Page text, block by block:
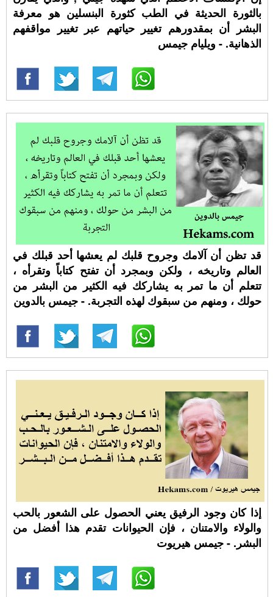
بالثورة الحديثة في الطب كثورة البنسلين هو معرفة
البشر أن بمقدورهم تغيير حياتهم عبر تغيير مواقفهم
الذهانية. - ويليام جيمس
قد تظن أن آلامك وجروح قلبك لم يعشها أحد قبلك في
العالم وتاريخه ، ولكن وبمجرد أن تفتح كتاباً وتقرأه ،
تتعلم أن ما تمر به يشاركك فيه الكثير من البشر من
حولك ، ومنهم من سبقوك لهذه التجربة. - جيمس بالدوين
إذا كان وجود الرفيق يعني الحصول على الشعور بالحب
والولاء والامتنان ، فإن الحيوانات تقدم هذا أفضل من
البشر. - جيمس هيريوت